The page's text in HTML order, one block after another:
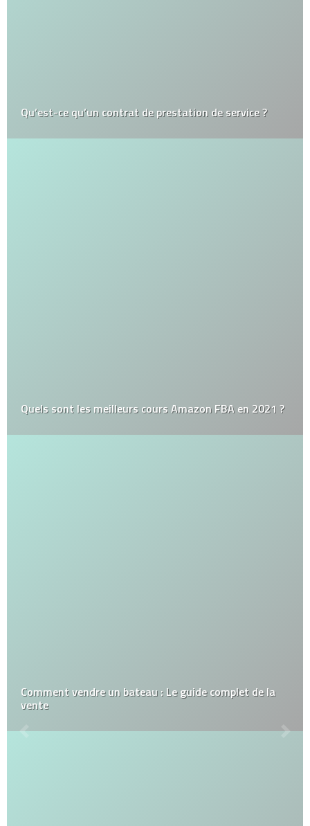
Qu’est-ce qu’un contrat de prestation de service ?
Quels sont les meilleurs cours Amazon FBA en 2021 ?
Comment vendre un bateau : Le guide complet de la
vente